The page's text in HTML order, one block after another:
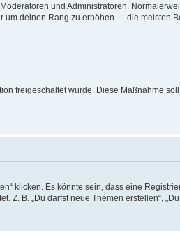
und Administratoren.
um deinen Rang zu erhöhen — die meisten
freigeschaltet wurde. Diese Maßnahme
klicken. Es könnte sein, dass eine
B. „Du darfst neue Themen erstellen“,